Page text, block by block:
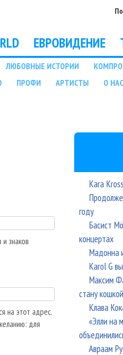
ЕВРОВИДЕНИЕ
ЛЮБОВНЫЕ ИСТОРИИ
ПРОФИ АРТИСТЫ О НАС
знаков
на этот адрес.
для
Kara
году
Басист
концертах
Мадонна
Karol G
Максим
стану
Клава
«Элли на
Авраам